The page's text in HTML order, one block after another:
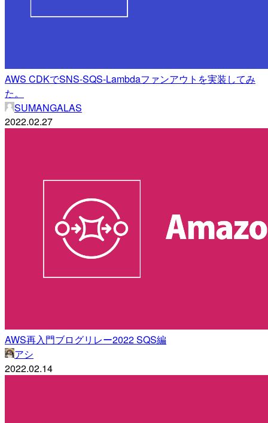
AWS CDKでSNS-SQS-Lambdaファンアウトを実装してみ
た。
SUMANGALAS
2022.02.27
AWS再入門ブログリレー2022 SQS編
アシ
2022.02.14